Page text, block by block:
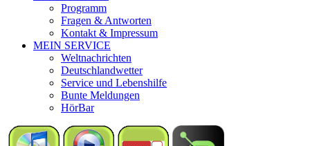
Programm
Fragen & Antworten
Kontakt & Impressum
MEIN SERVICE
Weltnachrichten
Deutschlandwetter
Service und Lebenshilfe
Bunte Meldungen
HörBar